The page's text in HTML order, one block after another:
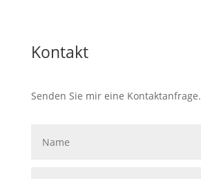
Kontakt
Senden Sie mir eine Kontaktanfrage.